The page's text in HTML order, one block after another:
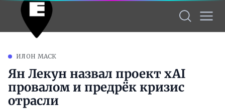
ИЛОН МАСК
Ян Лекун назвал проект xAI
провалом и предрёк кризис
отрасли